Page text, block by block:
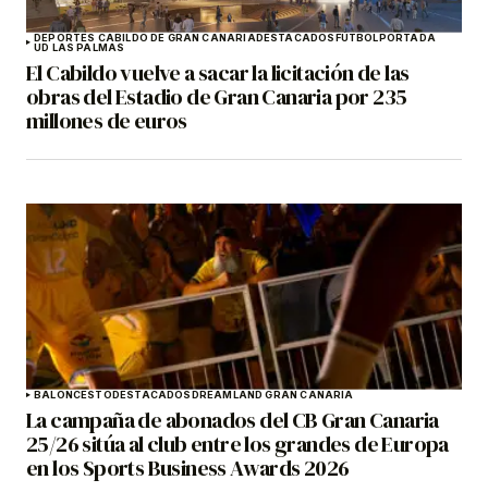
DEPORTES CABILDO DE GRAN CANARIADESTACADOSFÚTBOLPORTADA
UD LAS PALMAS
El Cabildo vuelve a sacar la licitación de las
obras del Estadio de Gran Canaria por 235
millones de euros
BALONCESTODESTACADOSDREAMLAND GRAN CANARIA
La campaña de abonados del CB Gran Canaria
25/26 sitúa al club entre los grandes de Europa
en los Sports Business Awards 2026